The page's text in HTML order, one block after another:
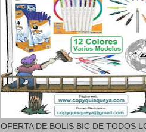
OFERTA DE BOLIS BIC DE TODOS